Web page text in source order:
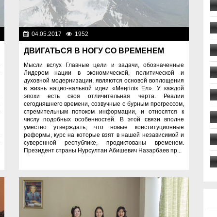
04.05.2017 1952
ДВИГАТЬСЯ В НОГУ СО ВРЕМЕНЕМ
Мысли вслух Главные цели и задачи, обозначенные
Лидером нации в экономической, политической и
духовной модернизации, являются основой воплощения
в жизнь нацио-нальной идеи «Мәңгілік Ел». У каждой
эпохи есть своя отличительная черта. Реалии
сегодняшнего времени, созвучные с бурным прогрессом,
стремительным потоком информации, и относятся к
числу подобных особенностей. В этой связи вполне
уместно утверждать, что новые конституционные
реформы, курс на которые взят в нашей независимой и
суверенной республике, продиктованы временем.
Президент страны Нурсултан Абишевич Назарбаев пр...